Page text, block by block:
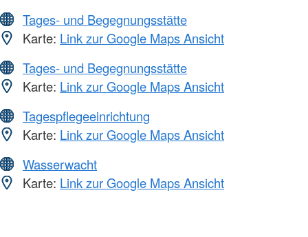
Tages- und Begegnungsstätte
Karte: Link zur Google Maps Ansicht
Tages- und Begegnungsstätte
Karte: Link zur Google Maps Ansicht
Tagespflegeeinrichtung
Karte: Link zur Google Maps Ansicht
Wasserwacht
Karte: Link zur Google Maps Ansicht